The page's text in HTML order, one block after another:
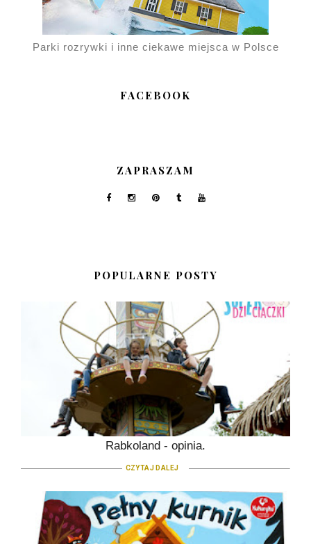
Parki rozrywki i inne ciekawe miejsca w Polsce
FACEBOOK
ZAPRASZAM
POPULARNE POSTY
Rabkoland - opinia.
CZYTAJ DALEJ